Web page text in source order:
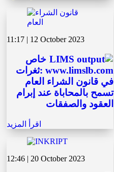
11:17 | 12 October 2023
خاص
www.limslb.com :ثغرات
في قانون الشراء العام
تسمح بالمحاباة عند إبرام
العقود والصفقات
اقرأ المزيد
12:46 | 20 October 2023